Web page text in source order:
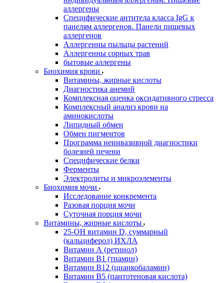
аллергены
Специфические антитела класса IgG к
панелям аллергенов. Панели пищевых
аллергенов
Аллергенны пыльцы растений
Аллергенны сорных трав
бытовые аллергены
Биохимия крови
Витамины, жирные кислоты
Диагностика анемий
Комплексная оценка оксидативного стресса
Комплексный анализ крови на
аминокислоты
Липидный обмен
Обмен пигментов
Программа неинвазивной диагностики
болезней печени
Специфические белки
Ферменты
Электролиты и микроэлементы
Биохимия мочи
Исследование конкремента
Разовая порция мочи
Суточная порция мочи
Витамины, жирные кислоты
25-OH витамин D, суммарный
(кальциферол) ИХЛА
Витамин А (ретинол)
Витамин В1 (тиамин)
Витамин В12 (цианкобаламин)
Витамин В5 (пантотеновая кислота)